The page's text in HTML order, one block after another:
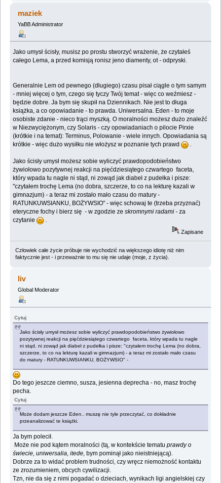
maziek
YaBB Administrator
Jako umysł ścisły, musisz po prostu stworzyć wrażenie, że czytałeś
całego Lema, a przed komisją ronisz jeno diamenty, ot - odpryski.
Generalnie Lem od pewnego (długiego) czasu pisał ciągle o tym samym
- mniej więcej o tym, czego się tyczy Twój temat - więc co weźmiesz -
będzie dobre. Ja bym się skupił na Dziennikach. Nie jest to długa
książka, a co opowiadanie - to prawda. Uniwersalna. Eden - to moje
osobiste zdanie - nieco trąci myszką. O moralności możesz dużo znaleźć
w Niezwyciężonym, czy Solaris - czy opowiadaniach o pilocie Pirxie
(krótkie i na temat): Terminus, Polowanie - wiele innych. Opowiadania są
krótkie - więc dużo wysiłku nie włożysz w poznanie tych prawd
Jako ścisły umysł możesz sobie wyliczyć prawdopodobieństwo
żywiołowo pozytywnej reakcji na pięćdziesiątego czwartego faceta,
który wpada tu nagle ni stąd, ni zowąd jak diabeł z pudełka i pisze:
"czytałem trochę Lema (no dobra, szczerze, to co na lekturę kazali w
gimnazjum) - a teraz mi zostało mało czasu do matury -
RATUNKUWSIANKU, BOŻYWSIO" - więc schowaj te (trzeba przyznać)
eteryczne fochy i bierz się - w zgodzie zeskromnymi radami - za
czytanie
Zapisane
Człowiek całe życie próbuje nie wychodzić na większego idiotę niż nim
faktycznie jest - i przeważnie to mu się nie udaje (moje, z życia).
liv
Global Moderator
Cytuj
Jako ścisły umysł możesz sobie wyliczyć prawdopodobieństwo żywiołowo
pozytywnej reakcji na pięćdziesiątego czwartego faceta, który wpada tu nagle
ni stąd, ni zowąd jak diabeł z pudełka i pisze: "czytałem trochę Lema (no dobra,
szczerze, to co na lekturę kazali w gimnazjum) - a teraz mi zostało mało czasu
do matury - RATUNKUWSIANKU, BOŻYWSIO" -
Do tego jeszcze ciemno, susza, jesienna deprecha - no, masz trochę
pecha.
Cytuj
Może dodam jeszcze Eden.. muszę nie tyle przeczytać, co dokładnie
przeanalizować te książki.
Ja bym polecił.
Może nie pod kątem moralności (tą, w kontekście tematuprawdy o
świecie, uniwersalia, itede, bym pominął jako nieistniejącą).
Dobrze za to widać problem trudności, czy wręcz niemożność kontaktu
ze zrozumieniem, obcych cywilizacji.
Tzn, nie da się z nimi pogadać o dzieciach, wynikach ligi angielskiej czy